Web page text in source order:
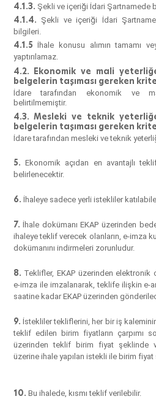
4.1.3. Şekli ve içeriği İdari Şartnamede
4.1.4. Şekli ve içeriği İdari
bilgileri.
4.1.5 İhale konusu alımın tamamı
yaptırılamaz.
4.2. Ekonomik ve mali
belgelerin taşıması gereken
İdare tarafından ekonomik ve
belirtilmemiştir.
4.3. Mesleki ve teknik
belgelerin taşıması gereken
İdare tarafından mesleki ve teknik
5. Ekonomik açıdan en avantajlı
belirlenecektir.
6. İhaleye sadece yerli istekliler
7. İhale dokümanı EKAP üzerinden
ihaleye teklif verecek olanların, e-imza
dokümanını indirmeleri zorunludur.
8. Teklifler, EKAP üzerinden elektronik
e-imza ile imzalanarak, teklife ilişkin e-
saatine kadar EKAP üzerinden
9. İstekliler tekliflerini, her bir iş
teklif edilen birim fiyatların çarpımı
üzerinden teklif birim fiyat şeklinde
üzerine ihale yapılan istekli ile birim
10. Bu ihalede, kısmı teklif verilebilir.